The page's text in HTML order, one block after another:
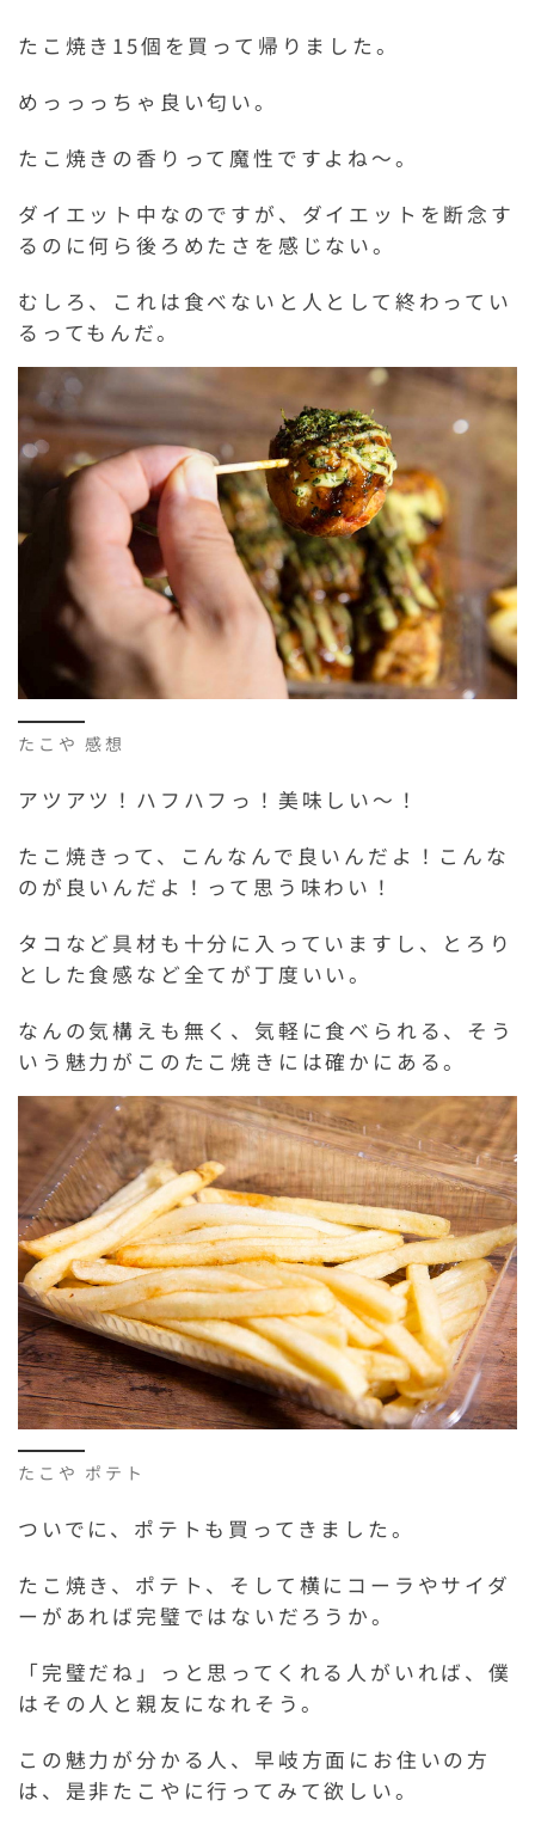
たこ焼き15個を買って帰りました。
めっっっちゃ良い匂い。
たこ焼きの香りって魔性ですよね～。
ダイエット中なのですが、ダイエットを断念す
るのに何ら後ろめたさを感じない。
むしろ、これは食べないと人として終わってい
るってもんだ。
たこや 感想
アツアツ！ハフハフっ！美味しい～！
たこ焼きって、こんなんで良いんだよ！こんな
のが良いんだよ！って思う味わい！
タコなど具材も十分に入っていますし、とろり
とした食感など全てが丁度いい。
なんの気構えも無く、気軽に食べられる、そう
いう魅力がこのたこ焼きには確かにある。
たこや ポテト
ついでに、ポテトも買ってきました。
たこ焼き、ポテト、そして横にコーラやサイダ
ーがあれば完璧ではないだろうか。
「完璧だね」っと思ってくれる人がいれば、僕
はその人と親友になれそう。
この魅力が分かる人、早岐方面にお住いの方
は、是非たこやに行ってみて欲しい。